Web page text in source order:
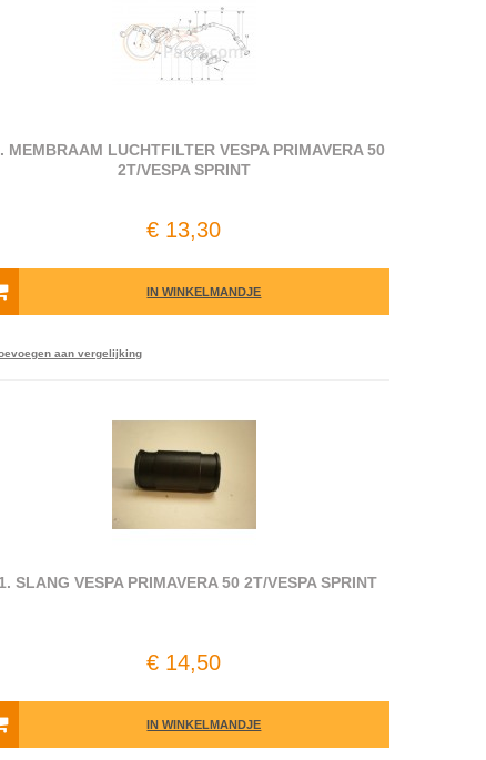
MEMBRAAM LUCHTFILTER VESPA PRIMAVERA 50
2T/VESPA SPRINT
€ 13,30
IN WINKELMANDJE
aan vergelijking
SLANG VESPA PRIMAVERA 50 2T/VESPA SPRINT
€ 14,50
IN WINKELMANDJE